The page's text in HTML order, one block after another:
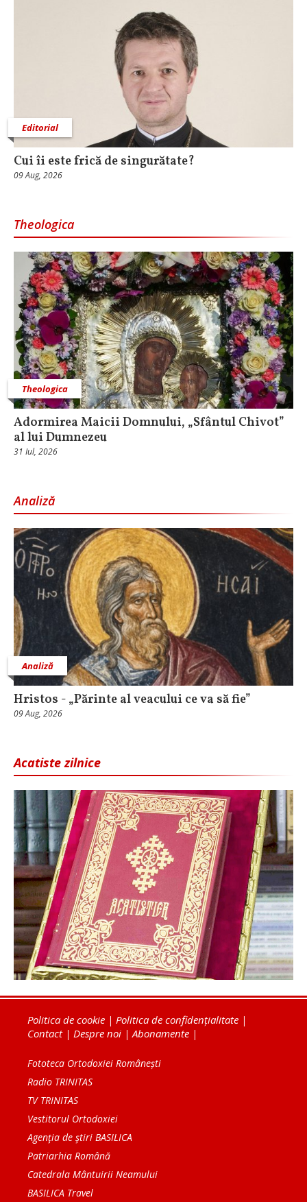
Editorial
Cui îi este frică de singurătate?
09 Aug, 2026
Theologica
Theologica
Adormirea Maicii Domnului, „Sfântul Chivot”
al lui Dumnezeu
31 Iul, 2026
Analiză
Analiză
Hristos - „Părinte al veacului ce va să fie”
09 Aug, 2026
Acatiste zilnice
Politica de cookie | Politica de confidențialitate |
Contact| Despre noi | Abonamente |
Fototeca Ortodoxiei Românești
Radio TRINITAS
TV TRINITAS
Vestitorul Ortodoxiei
Agenţia de ştiri BASILICA
Patriarhia Română
Catedrala Mântuirii Neamului
BASILICA Travel